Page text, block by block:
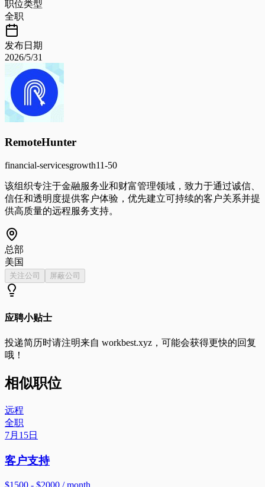
职位类型
全职
发布日期
2026/5/31
RemoteHunter
financial-servicesgrowth11-50
该组织专注于金融服务业和财富管理领域，致力于通过诚信、
信任和透明度提供客户体验，优先建立可持续的客户关系并提
供高质量的远程服务支持。
总部
美国
关注公司 屏蔽公司
应聘小贴士
投递简历时请注明来自 workbest.xyz ，可能会获得更快的回复
哦！
相似职位
远程
全职
7月15日
客户支持
$1500 - $2000 / month